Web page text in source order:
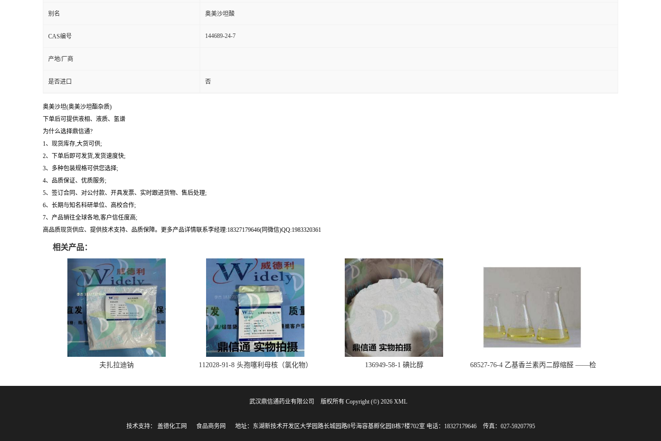
别名 奥美沙坦酸
CAS编号 144689-24-7
产地/厂商
是否进口 否
奥美沙坦(奥美沙坦酯杂质)
下单后可提供液相、液质、氢谱
为什么选择鼎信通?
1、现货库存,大货可供;
2、下单后即可发货,发货速度快;
3、多种包装规格可供您选择;
4、品质保证、优质服务;
5、签订合同、对公付款、开具发票、实时跟进货物、售后处理;
6、长期与知名科研单位、高校合作;
7、产品销往全球各地,客户信任度高;
高品质现货供应、提供技术支持、品质保障。更多产品详情联系李经理:18327179646(同微信)QQ:1983320361
相关产品：
夫扎拉迪钠 112028-91-8 头孢噻利母核（氯化物） 136949-58-1 碘比醇
68527-76-4 乙基香兰素丙二醇缩醛 ——检
武汉鼎信通药业有限公司 版权所有 Copyright (©) 2026 XML
技术支持： 盖德化工网 食品商务网 地址：东湖新技术开发区大学园路长城园路8号海容基孵化园B栋7楼702室 电话：18327179646 传真：027-59207795